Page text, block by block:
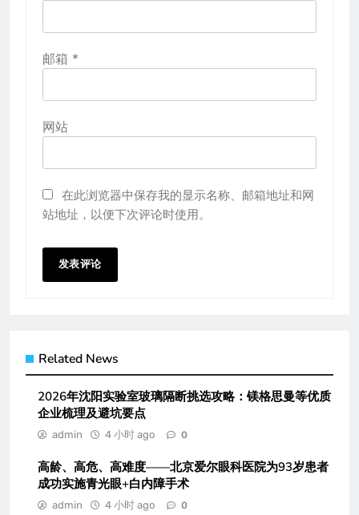
邮箱 *
网站
在此浏览器中保存我的显示名称、邮箱地址和网
站地址，以便下次评论时使用。
Related News
2026年沈阳实验室玻璃隔断挑选攻略：镁格思曼等优质
企业梳理及避坑要点
admin 4 小时 ago 0
高龄、高危、高难度——北京爱尔眼科医院为93岁患者
成功实施青光眼+白内障手术
admin 4 小时 ago 0